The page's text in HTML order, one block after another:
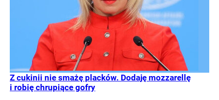
Z cukinii nie smażę placków. Dodaję mozzarellę
i robię chrupiące gofry